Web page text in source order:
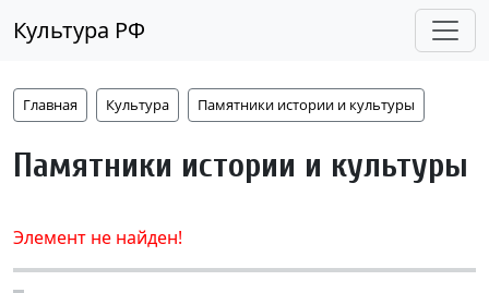
Культура РФ
Главная Культура Памятники истории и культуры
Памятники истории и культуры
Элемент не найден!